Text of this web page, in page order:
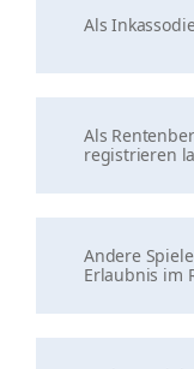
Als
Als
registrieren
Andere
Erlaubnis im